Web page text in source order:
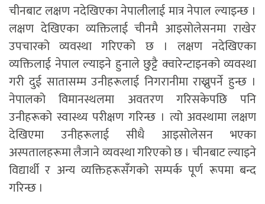
चीनबाट लक्षण नदेखिएका नेपालीलाई मात्र नेपाल ल्याइन्छ ।
लक्षण देखिएका व्यक्तिलाई चीनमै आइसोलेसनमा राखेर
उपचारको व्यवस्था गरिएको छ । लक्षण नदेखिएका
व्यक्तिलाई नेपाल ल्याइने हुनाले छुट्टै क्वारेन्टाइनको व्यवस्था
गरी दुई सातासम्म उनीहरूलाई निगरानीमा राख्नुपर्ने हुन्छ ।
नेपालको विमानस्थलमा अवतरण गरिसकेपछि पनि
उनीहरूको स्वास्थ्य परीक्षण गरिन्छ । त्यो अवस्थामा लक्षण
देखिएमा उनीहरूलाई सीधै आइसोलेसन भएका
अस्पतालहरूमा लैजाने व्यवस्था गरिएको छ । चीनबाट ल्याइने
विद्यार्थी र अन्य व्यक्तिहरूसंँगको सम्पर्क पूर्ण रूपमा बन्द
गरिन्छ ।